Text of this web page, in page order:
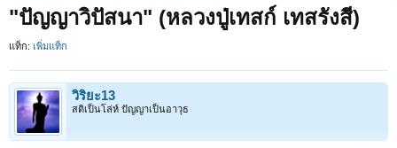
"ปัญญาวิปัสนา" (หลวงปู่เทสก์ เทสรังสี)
แท็ก: เพิ่มแท็ก
วิริยะ13
สติเป็นโล่ห์ ปัญญาเป็นอาวุธ